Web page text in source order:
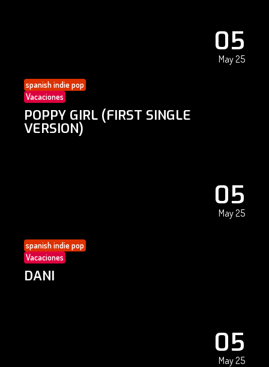
05
May 25
spanish indie pop
Vacaciones
POPPY GIRL (FIRST SINGLE
VERSION)
05
May 25
spanish indie pop
Vacaciones
DANI
05
May 25